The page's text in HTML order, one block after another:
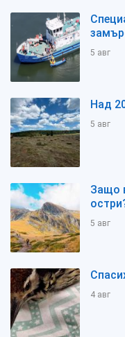
5 авг
Над
5 авг
Защо
5 авг
4 авг